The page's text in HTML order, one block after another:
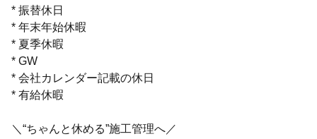
* 振替休日
* 年末年始休暇
* 夏季休暇
* GW
* 会社カレンダー記載の休日
* 有給休暇
＼“ちゃんと休める”施工管理へ／